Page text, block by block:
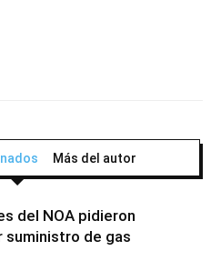
Más del autor
del NOA pidieron
suministro de gas